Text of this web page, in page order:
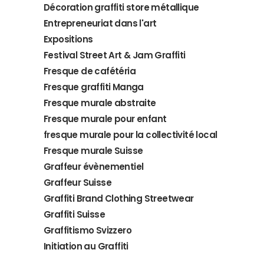
Décoration graffiti store métallique
Entrepreneuriat dans l'art
Expositions
Festival Street Art & Jam Graffiti
Fresque de cafétéria
Fresque graffiti Manga
Fresque murale abstraite
Fresque murale pour enfant
fresque murale pour la collectivité local
Fresque murale Suisse
Graffeur évènementiel
Graffeur Suisse
Graffiti Brand Clothing Streetwear
Graffiti Suisse
Graffitismo Svizzero
Initiation au Graffiti